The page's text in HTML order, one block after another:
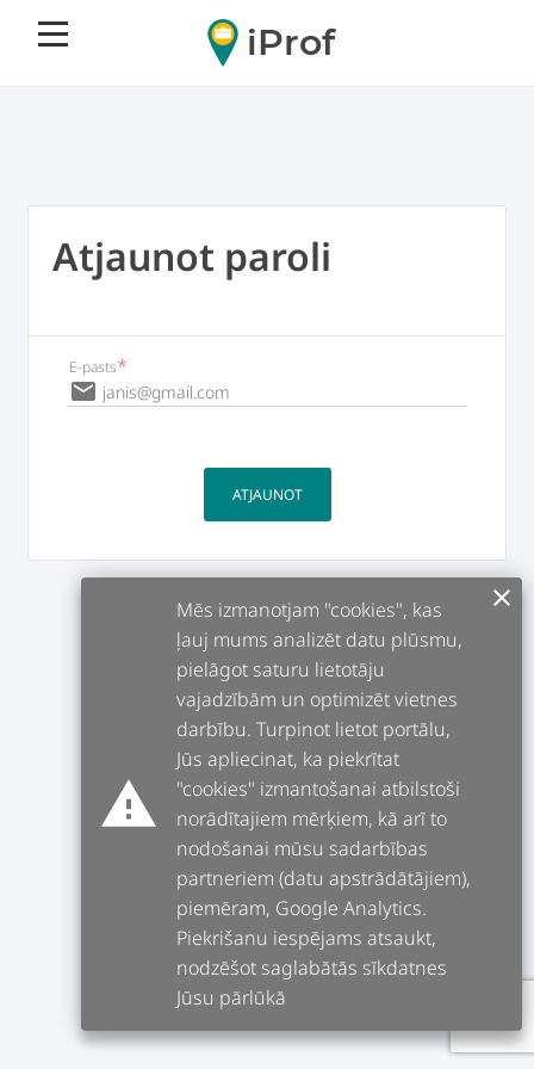
iProf
Atjaunot paroli
E-pasts*
email
ATJAUNOT
warning
Mēs izmanotjam "cookies", kas
ļauj mums analizēt datu plūsmu,
pielāgot saturu lietotāju
vajadzībām un optimizēt vietnes
darbību. Turpinot lietot portālu,
Jūs apliecinat, ka piekrītat
"cookies" izmantošanai atbilstoši
norādītajiem mērķiem, kā arī to
nodošanai mūsu sadarbības
partneriem (datu apstrādātājiem),
piemēram, Google Analytics.
Piekrišanu iespējams atsaukt,
nodzēšot saglabātās sīkdatnes
Jūsu pārlūkā
clear